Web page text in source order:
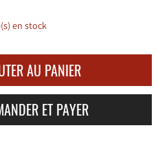
en stock
AU PANIER
ET PAYER